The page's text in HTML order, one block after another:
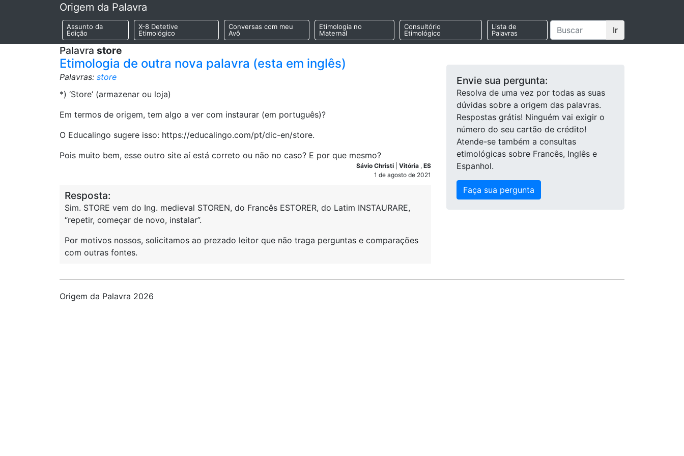
Origem da Palavra
Assunto da
Edição
X-8 Detetive
Etimológico
Conversas com meu
Avô
Etimologia no
Maternal
Consultório
Etimológico
Lista de
Palavras
Ir
Palavra store
Etimologia de outra nova palavra (esta em inglês)
Palavras: store
*) ‘Store’ (armazenar ou loja)
Em termos de origem, tem algo a ver com instaurar (em português)?
O Educalingo sugere isso: https://educalingo.com/pt/dic-en/store.
Pois muito bem, esse outro site aí está correto ou não no caso? E por que mesmo?
Sávio Christi Vitória , ES
1 de agosto de 2021
Resposta:
Sim. STORE vem do Ing. medieval STOREN, do Francês ESTORER, do Latim INSTAURARE,
“repetir, começar de novo, instalar”.
Por motivos nossos, solicitamos ao prezado leitor que não traga perguntas e comparações
com outras fontes.
Envie sua pergunta:
Resolva de uma vez por todas as suas
dúvidas sobre a origem das palavras.
Respostas grátis! Ninguém vai exigir o
número do seu cartão de crédito!
Atende-se também a consultas
etimológicas sobre Francês, Inglês e
Espanhol.
Faça sua pergunta
Origem da Palavra 2026